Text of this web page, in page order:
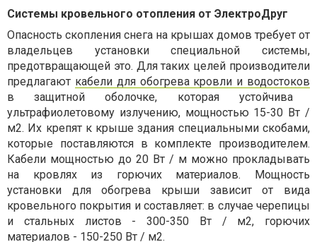
Системы кровельного отопления от ЭлектроДруг
Опасность скопления снега на крышах домов требует от
владельцев установки специальной системы,
предотвращающей это. Для таких целей производители
предлагают кабели для обогрева кровли и водостоков
в защитной оболочке, которая устойчива
ультрафиолетовому излучению, мощностью 15-30 Вт /
м2. Их крепят к крыше здания специальными скобами,
которые поставляются в комплекте производителем.
Кабели мощностью до 20 Вт / м можно прокладывать
на кровлях из горючих материалов. Мощность
установки для обогрева крыши зависит от вида
кровельного покрытия и составляет: в случае черепицы
и стальных листов - 300-350 Вт / м2, горючих
материалов - 150-250 Вт / м2.